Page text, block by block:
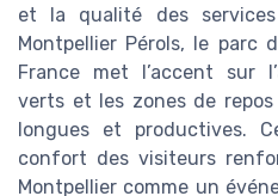
et la qualité des
Montpellier Pérols, le parc
France met l’accent sur
verts et les zones de
longues et productives.
confort des visiteurs
Montpellier comme un